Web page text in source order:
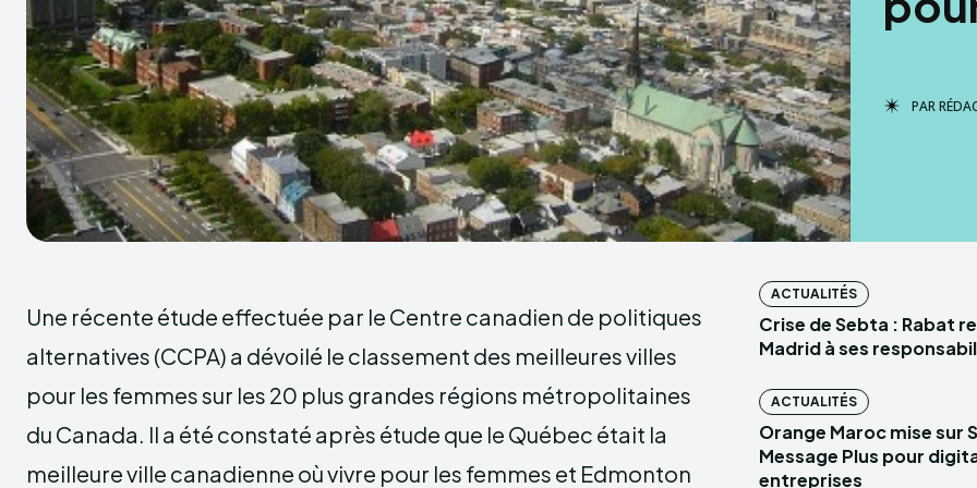
PAR
Une récente étude effectuée par le Centre canadien de politiques
alternatives (CCPA) a dévoilé le classement des meilleures villes
pour les femmes sur les 20 plus grandes régions métropolitaines
du Canada. Il a été constaté après étude que le Québec était la
meilleure ville canadienne où vivre pour les femmes et Edmonton
ACTUALITÉS
Crise de Sebta : Rabat
Madrid à ses
ACTUALITÉS
Orange Maroc mise sur
Message Plus pour
entreprises